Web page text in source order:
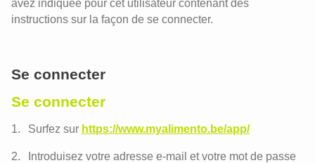
avez indiquée pour cet utilisateur contenant des
instructions sur la façon de se connecter.
Se connecter
Se connecter
Surfez sur https://www.myalimento.be/app/
Introduisez votre adresse e-mail et votre mot de passe